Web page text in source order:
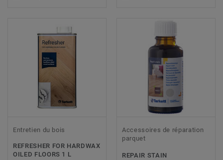
Entretien du bois
REFRESHER FOR HARDWAX
OILED FLOORS 1 L
Accessoires de réparation
parquet
REPAIR STAIN